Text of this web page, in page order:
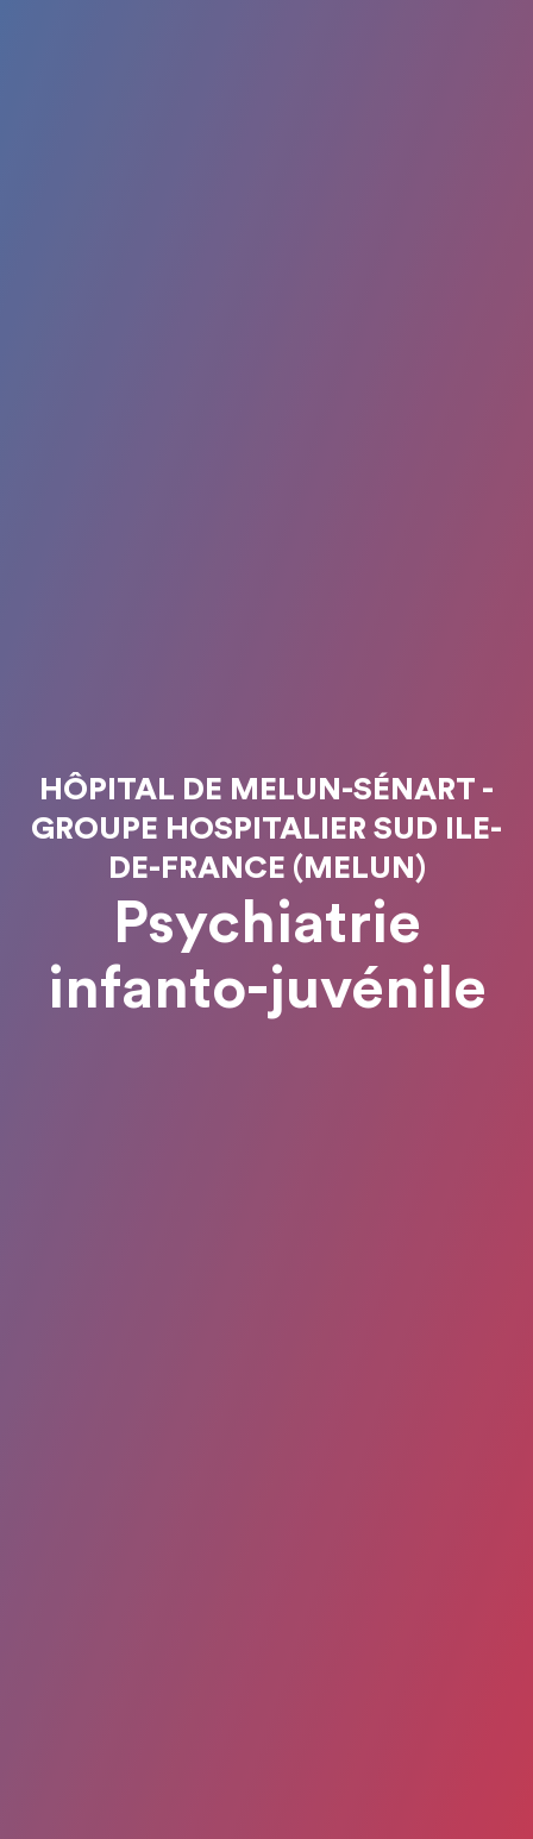
HÔPITAL DE MELUN-SÉNART -
GROUPE HOSPITALIER SUD ILE-
DE-FRANCE (MELUN)
Psychiatrie
infanto-juvénile